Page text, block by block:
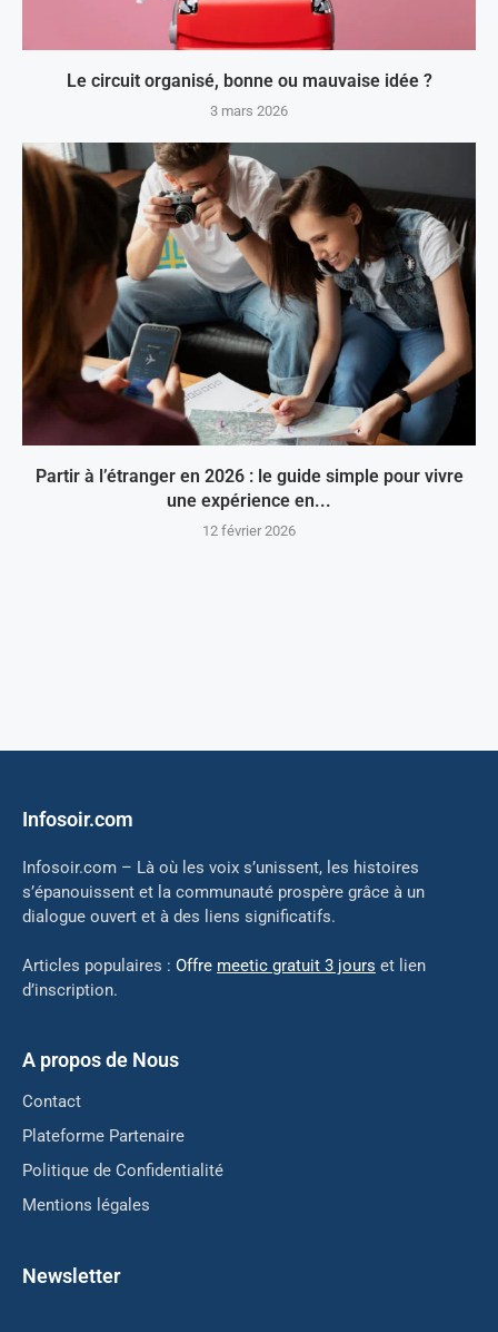
Le circuit organisé, bonne ou mauvaise idée ?
3 mars 2026
Partir à l’étranger en 2026 : le guide simple pour vivre
une expérience en...
12 février 2026
Infosoir.com
Infosoir.com – Là où les voix s’unissent, les histoires
s’épanouissent et la communauté prospère grâce à un
dialogue ouvert et à des liens significatifs.
Articles populaires : Offre meetic gratuit 3 jours et lien
d’inscription.
A propos de Nous
Contact
Plateforme Partenaire
Politique de Confidentialité
Mentions légales
Newsletter